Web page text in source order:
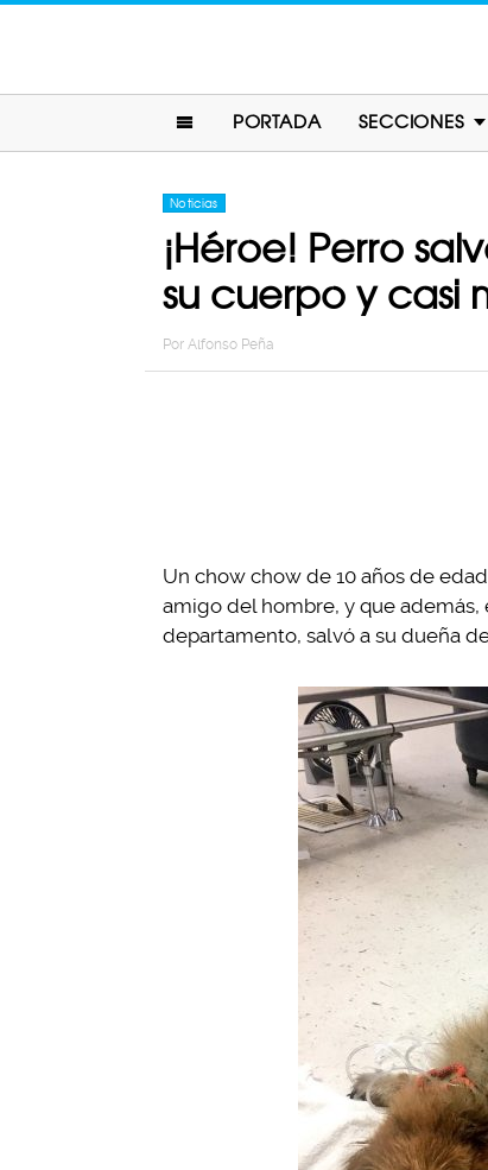
PORTADA SECCIONES
Noticias
¡Héroe! Perro
su cuerpo y casi
Por Alfonso Peña
Un chow chow de 10 años de
amigo del hombre, y que
departamento, salvó a su dueña